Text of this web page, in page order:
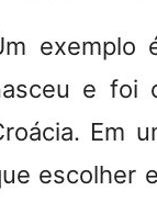
exemplo
e foi
Em
escolher